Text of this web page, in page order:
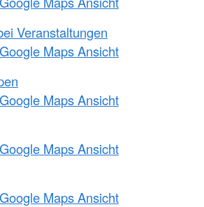
Veranstaltungen
Maps Ansicht
Maps Ansicht
Maps Ansicht
Maps Ansicht